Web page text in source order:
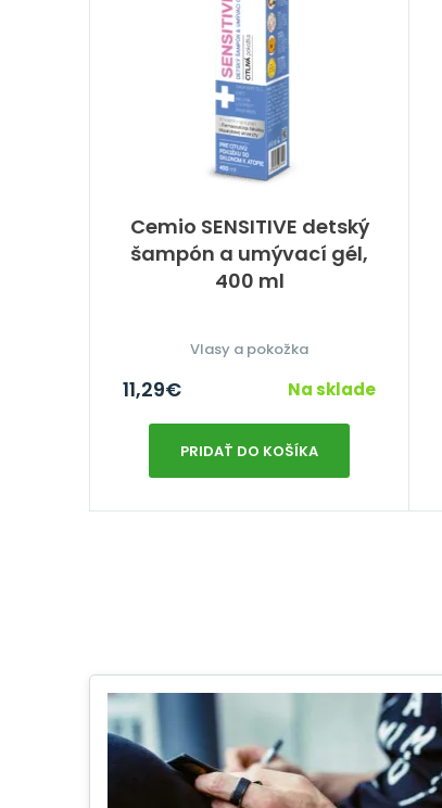
Cemio SENSITIVE detský
šampón a umývací gél,
400 ml
Vlasy a pokožka
11,29€ Na sklade
PRIDAŤ DO KOŠÍKA